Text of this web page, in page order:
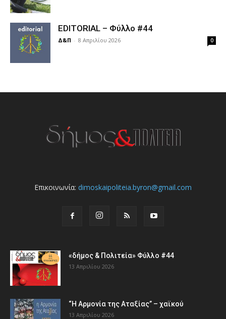
EDITORIAL – Φύλλο #44
Δ&Π - 8 Απριλίου 2026 0
Επικοινωνία: dimoskaipoliteia.byron@gmail.com
«δήμος & Πολιτεία» Φύλλο #44
13 Απριλίου 2026
“Η Αρμονία της Αταξίας” – χαϊκού
13 Απριλίου 2026